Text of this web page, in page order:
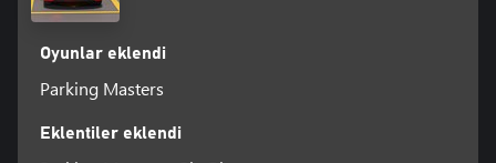
Oyunlar eklendi
Parking Masters
Eklentiler eklendi